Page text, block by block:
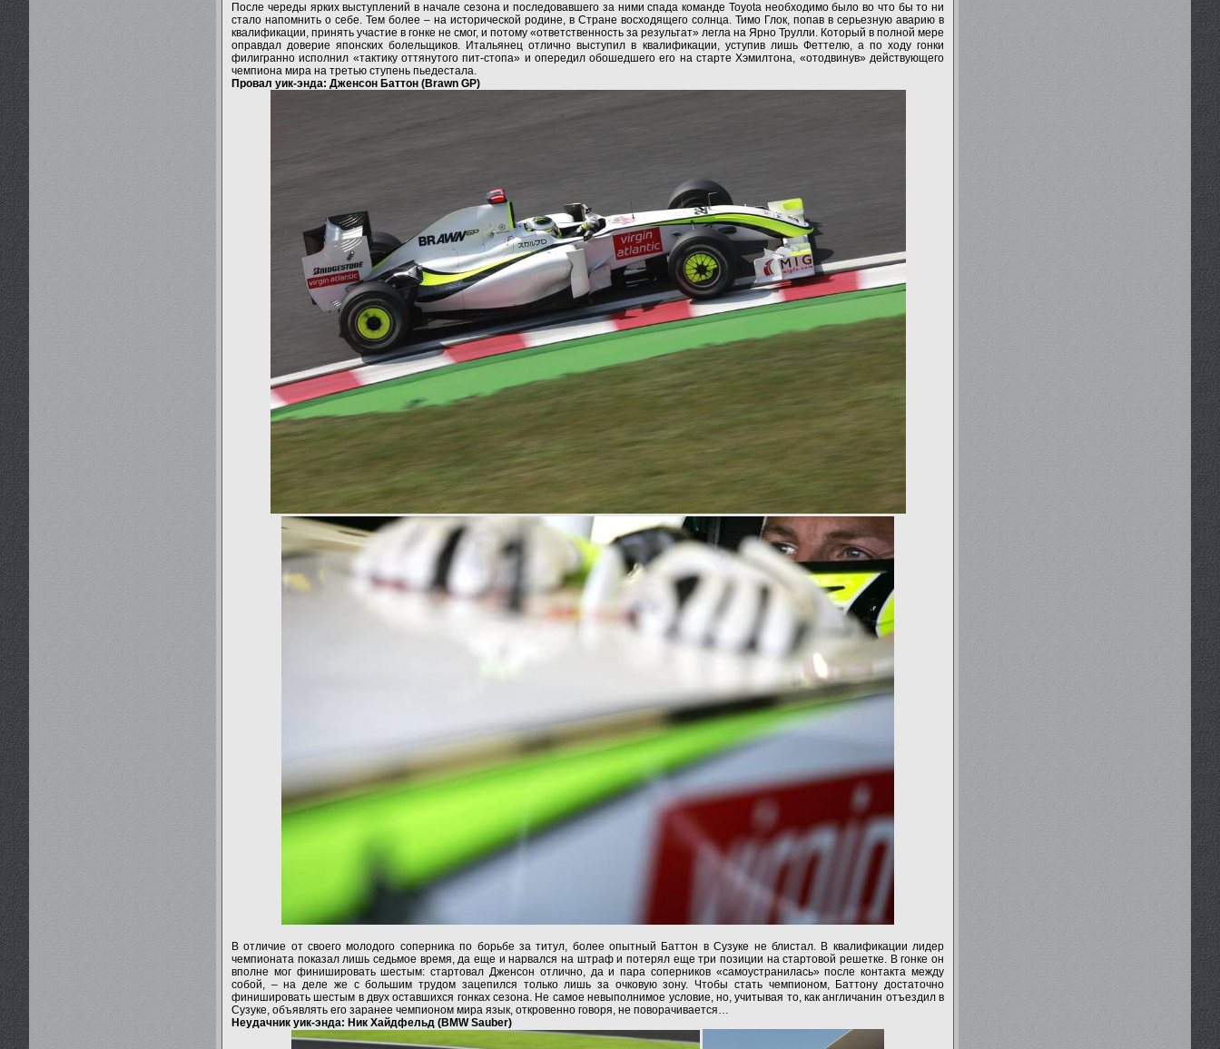
После череды ярких выступлений в начале сезона и последовавшего за ними спада команде Toyota необходимо было во что бы то ни
стало напомнить о себе. Тем более – на исторической родине, в Стране восходящего солнца. Тимо Глок, попав в серьезную аварию в
квалификации, принять участие в гонке не смог, и потому «ответственность за результат» легла на Ярно Трулли. Который в полной мере
оправдал доверие японских болельщиков. Итальянец отлично выступил в квалификации, уступив лишь Феттелю, а по ходу гонки
филигранно исполнил «тактику оттянутого пит-стопа» и опередил обошедшего его на старте Хэмилтона, «отодвинув» действующего
чемпиона мира на третью ступень пьедестала.
Провал уик-энда: Дженсон Баттон (Brawn GP)
В отличие от своего молодого соперника по борьбе за титул, более опытный Баттон в Сузуке не блистал. В квалификации лидер
чемпионата показал лишь седьмое время, да еще и нарвался на штраф и потерял еще три позиции на стартовой решетке. В гонке он
вполне мог финишировать шестым: стартовал Дженсон отлично, да и пара соперников «самоустранилась» после контакта между
собой, – на деле же с большим трудом зацепился только лишь за очковую зону. Чтобы стать чемпионом, Баттону достаточно
финишировать шестым в двух оставшихся гонках сезона. Не самое невыполнимое условие, но, учитывая то, как англичанин отъездил в
Сузуке, объявлять его заранее чемпионом мира язык, откровенно говоря, не поворачивается…
Неудачник уик-энда: Ник Хайдфельд (BMW Sauber)